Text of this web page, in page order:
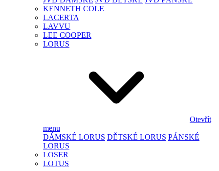
KENNETH COLE
LACERTA
LAVVU
LEE COOPER
LORUS
Otevřít
menu
DÁMSKÉ LORUS DĚTSKÉ LORUS PÁNSKÉ
LORUS
LOSER
LOTUS